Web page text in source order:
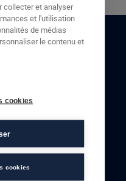
collecter et analyser
et l'utilisation
de médias
le contenu et
cookies
cookies